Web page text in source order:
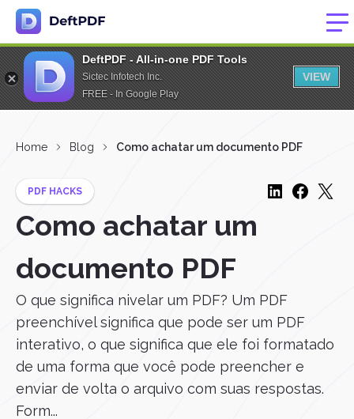
DeftPDF - All-in-one PDF Tools
Sictec Infotech Inc.
FREE - In Google Play
VIEW
Home Blog Como achatar um documento PDF
PDF HACKS
Como achatar um
documento PDF
O que significa nivelar um PDF? Um PDF
preenchível significa que pode ser um PDF
interativo, o que significa que ele foi formatado
de uma forma que você pode preencher e
enviar de volta o arquivo com suas respostas.
Form...